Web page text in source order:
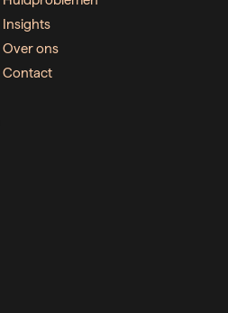
Insights
Over ons
Contact